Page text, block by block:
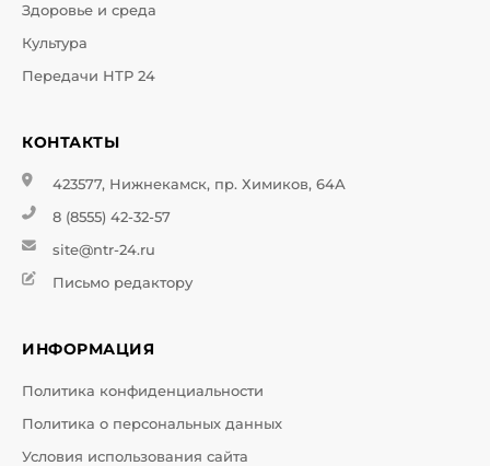
Здоровье и среда
Культура
Передачи НТР 24
КОНТАКТЫ
423577, Нижнекамск, пр. Химиков, 64А
8 (8555) 42-32-57
site@ntr-24.ru
Письмо редактору
ИНФОРМАЦИЯ
Политика конфиденциальности
Политика о персональных данных
Условия использования сайта